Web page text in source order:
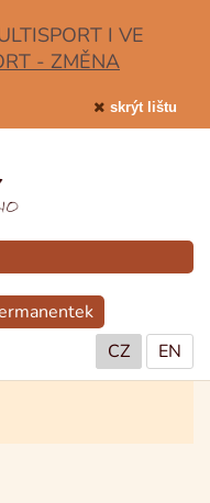
I VE
- ZMĚNA
skrýt lištu
CZ
EN